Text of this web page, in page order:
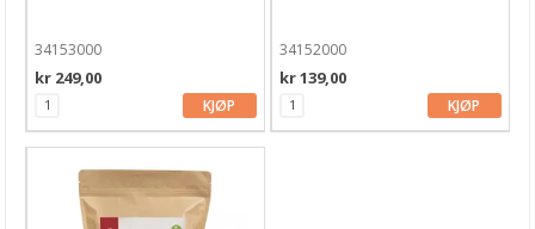
Tekstil hobby
Gaveinnpakking
Kake & Bake
34153000
kr 249,00
KJØP
34152000
kr 139,00
KJØP